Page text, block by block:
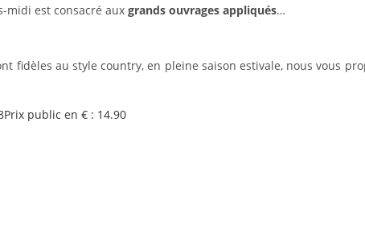
midi est consacré aux grands ouvrages appliqués…
fidèles au style country, en pleine saison estivale, nous vous
public en € : 14.90